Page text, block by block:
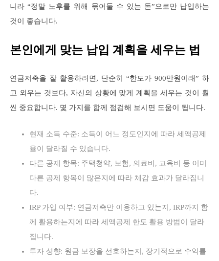
니라 “정말 노후를 위해 묶어둘 수 있는 돈”으로만 납입하는
것이 좋습니다.
본인에게 맞는 납입 계획을 세우는 법
연금저축을 잘 활용하려면, 단순히 “한도가 900만원이래” 하
고 외우는 것보다, 자신의 상황에 맞게 계획을 세우는 것이 훨
씬 중요합니다. 몇 가지를 함께 점검해 보시면 도움이 됩니다.
현재 소득 수준: 소득이 어느 정도인지에 따라 세액공제
율이 달라질 수 있습니다.
다른 공제 항목: 주택청약, 보험, 의료비, 교육비 등 이미
다른 공제 항목이 많은지에 따라 체감 효과가 달라집니
다.
IRP 가입 여부: 연금저축만 이용하고 있는지, IRP까지 함
께 활용하는지에 따라 세액공제 한도 활용 방법이 달라
집니다.
투자 성향: 원금 보장을 선호하는지, 장기적으로 수익률